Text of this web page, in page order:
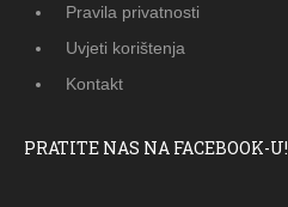
Pravila privatnosti
Uvjeti korištenja
Kontakt
PRATITE NAS NA FACEBOOK-U!